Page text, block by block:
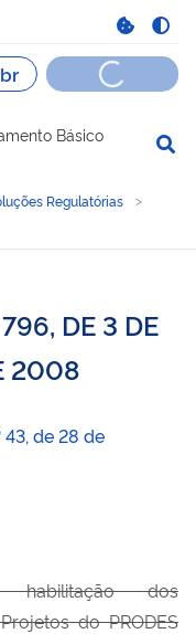
Básico
Regulatórias
DE 3 DE
2008
de 28 de
dos
do PRODES